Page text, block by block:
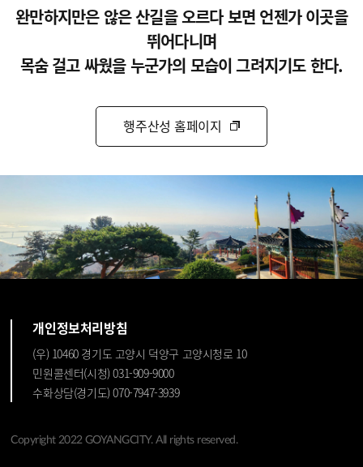
완만하지만은 않은 산길을 오르다 보면 언젠가 이곳을
뛰어다니며
목숨 걸고 싸웠을 누군가의 모습이 그려지기도 한다.
행주산성 홈페이지
개인정보처리방침
(우) 10460 경기도 고양시 덕양구 고양시청로 10
민원콜센터(시청) 031-909-9000
수화상담(경기도) 070-7947-3939
Copyright 2022 GOYANGCITY. All rights reserved.